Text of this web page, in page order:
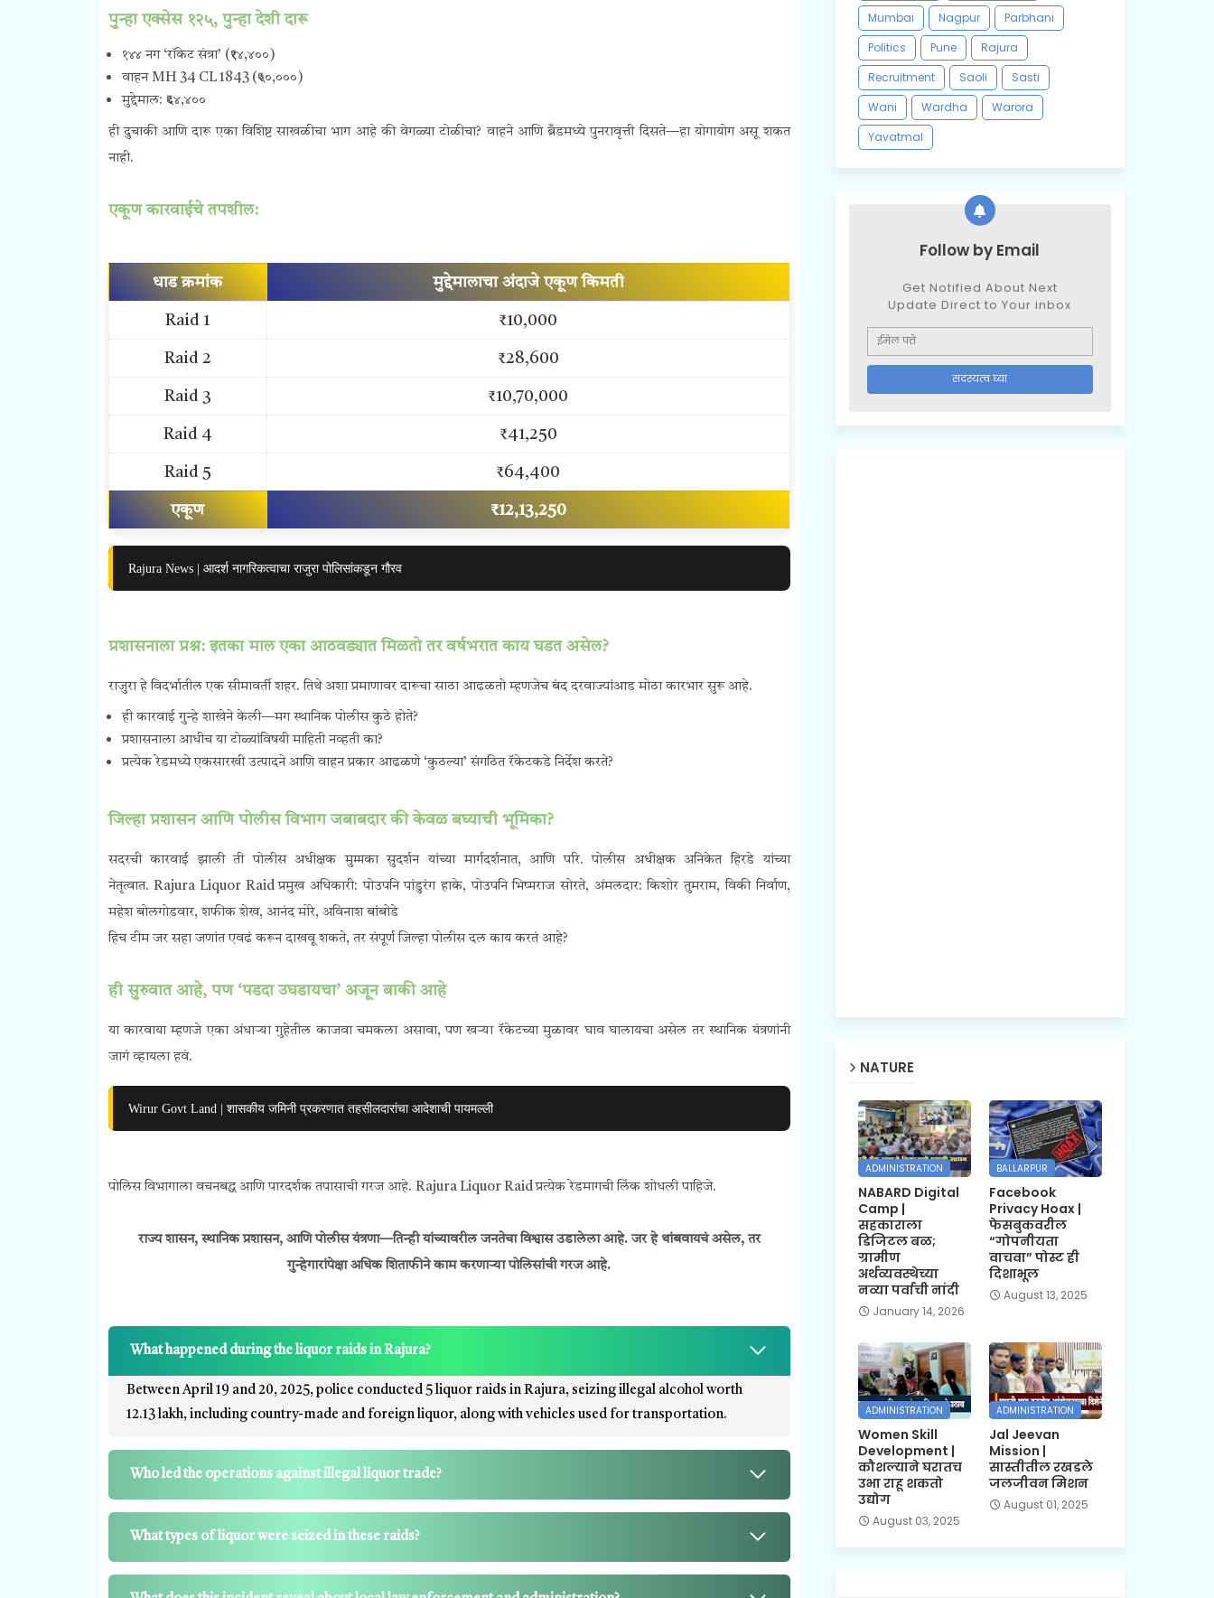
पुन्हा एक्सेस १२५, पुन्हा देशी दारू
१४४ नग ‘रॉकेट संत्रा’ (₹१४,४००)
वाहन MH 34 CL 1843 (₹५०,०००)
मुद्देमाल: ₹६४,४००
ही दुचाकी आणि दारू एका विशिष्ट साखळीचा भाग आहे की वेगळ्या टोळीचा? वाहने आणि ब्रँडमध्ये पुनरावृत्ती दिसते—हा योगायोग असू शकत
नाही.
एकूण कारवाईचे तपशील:
धाड क्रमांक मुद्देमालाचा अंदाजे एकूण किमती
Raid 1 ₹10,000
Raid 2 ₹28,600
Raid 3 ₹10,70,000
Raid 4 ₹41,250
Raid 5 ₹64,400
एकूण ₹12,13,250
Rajura News | आदर्श नागरिकत्वाचा राजुरा पोलिसांकडून गौरव
प्रशासनाला प्रश्न: इतका माल एका आठवड्यात मिळतो तर वर्षभरात काय घडत असेल?
राजुरा हे विदर्भातील एक सीमावर्ती शहर. तिथे अशा प्रमाणावर दारूचा साठा आढळतो म्हणजेच बंद दरवाज्यांआड मोठा कारभार सुरू आहे.
ही कारवाई गुन्हे शाखेने केली—मग स्थानिक पोलीस कुठे होते?
प्रशासनाला आधीच या टोळ्यांविषयी माहिती नव्हती का?
प्रत्येक रेडमध्ये एकसारखी उत्पादने आणि वाहन प्रकार आढळणे ‘कुठल्या’ संगठित रॅकेटकडे निर्देश करते?
जिल्हा प्रशासन आणि पोलीस विभाग जबाबदार की केवळ बघ्याची भूमिका?
सदरची कारवाई झाली ती पोलीस अधीक्षक मुम्मका सुदर्शन यांच्या मार्गदर्शनात, आणि परि. पोलीस अधीक्षक अनिकेत हिरडे यांच्या
नेतृत्वात. Rajura Liquor Raidप्रमुख अधिकारी:पोउपनि पांडुरंग हाके,पोउपनि भिष्मराज सोरते, अंमलदार: किशोर तुमराम, विकी निर्वाण,
महेश बोलगोडवार, शफीक शेख, आनंद मोरे, अविनाश बांबोडे
हिच टीम जर सहा जणांत एवढं करून दाखवू शकते, तर संपूर्ण जिल्हा पोलीस दल काय करतं आहे?
ही सुरुवात आहे, पण ‘पडदा उघडायचा’ अजून बाकी आहे
या कारवाया म्हणजे एका अंधाऱ्या गुहेतील काजवा चमकला असावा, पण खऱ्या रॅकेटच्या मुळावर घाव घालायचा असेल तर स्थानिक यंत्रणांनी
जागं व्हायला हवं.
Wirur Govt Land | शासकीय जमिनी प्रकरणात तहसीलदारांचा आदेशाची पायमल्ली
पोलिस विभागाला वचनबद्ध आणि पारदर्शक तपासाची गरज आहे. Rajura Liquor Raid प्रत्येक रेडमागची लिंक शोधली पाहिजे.
राज्य शासन, स्थानिक प्रशासन, आणि पोलीस यंत्रणा—तिन्ही यांच्यावरील जनतेचा विश्वास उडालेला आहे. जर हे थांबवायचं असेल, तर
गुन्हेगारांपेक्षा अधिक शिताफीने काम करणाऱ्या पोलिसांची गरज आहे.
What happened during the liquor raids in Rajura?
Between April 19 and 20, 2025, police conducted 5 liquor raids in Rajura, seizing illegal alcohol worth
₹12.13 lakh, including country-made and foreign liquor, along with vehicles used for transportation.
Who led the operations against illegal liquor trade?
What types of liquor were seized in these raids?
Mumbai
Nagpur
Parbhani
Politics
Pune
Rajura
Recruitment
Saoli
Sasti
Wani
Wardha
Warora
Yavatmal
Follow by Email
Get Notified About Next
Update Direct to Your inbox
NATURE
ADMINISTRATION
NABARD Digital
Camp |
सहकाराला
डिजिटल बळ;
ग्रामीण
अर्थव्यवस्थेच्या
नव्या पर्वाची नांदी
January 14, 2026
BALLARPUR
Facebook
Privacy Hoax |
फेसबुकवरील
“गोपनीयता
वाचवा” पोस्ट ही
दिशाभूल
August 13, 2025
ADMINISTRATION
Women Skill
Development |
कौशल्याने घरातच
उभा राहू शकतो
उद्योग
August 03, 2025
ADMINISTRATION
Jal Jeevan
Mission |
सास्तीतील रखडले
जलजीवन मिशन
August 01, 2025